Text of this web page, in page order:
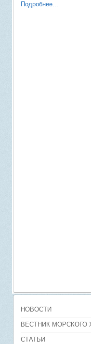
Подробнее...
НОВОСТИ
ВЕСТНИК МОРСКОГО
СТАТЬИ